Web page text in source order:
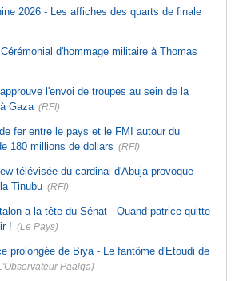
2026 - Les affiches des quarts de finale
d'hommage militaire à Thomas
l'envoi de troupes au sein de la
Gaza (RFI)
fer entre le pays et le FMI autour du
180 millions de dollars (RFI)
télévisée du cardinal d'Abuja provoque
Tinubu (RFI)
a la tête du Sénat - Quand patrice quitte
! (Le Pays)
prolongée de Biya - Le fantôme d'Etoudi de
Paalga)